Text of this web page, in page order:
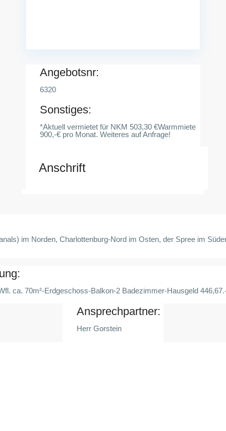
Angebotsnr:
6320
Sonstiges:
*Aktuell vermietet für NKM 503,30 €Warmmiete
900,-€ pro Monat. Weiteres auf Anfrage!
Anschrift
im Norden, Charlottenburg-Nord im Osten, der Spree im
ca. 70m²-Erdgeschoss-Balkon-2 Badezimmer-Hausgeld
Ansprechpartner:
Herr Gorstein